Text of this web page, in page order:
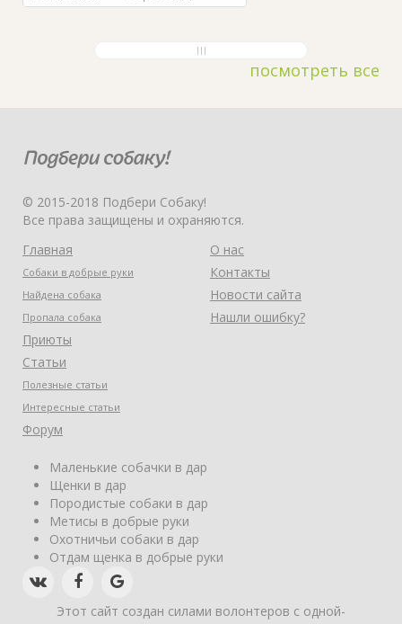
посмотреть все
© 2015-2018 Подбери Собаку!
Все права защищены и охраняются.
Главная
Собаки в добрые руки
Найдена собака
Пропала собака
Приюты
Статьи
Полезные статьи
Интересные статьи
Форум
О нас
Контакты
Новости сайта
Нашли ошибку?
Маленькие собачки в дар
Щенки в дар
Породистые собаки в дар
Метисы в добрые руки
Охотничьи собаки в дар
Отдам щенка в добрые руки
Этот сайт создан силами волонтеров с одной-